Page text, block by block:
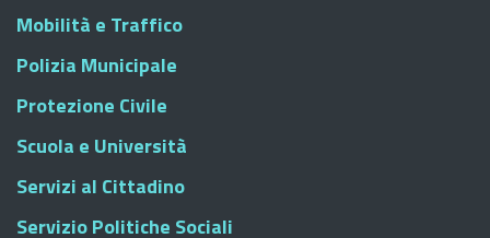
Mobilità e Traffico
Polizia Municipale
Protezione Civile
Scuola e Università
Servizi al Cittadino
Servizio Politiche Sociali